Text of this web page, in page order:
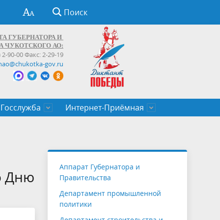
Поиск
ГУБЕРНАТОРА И
ЧУКОТСКОГО АО:
2-90-00 Факс: 2-29-19
gov.ru
Госслужба
служащих Чукотского автономного
Интернет-Приёмная
Дню
Аппарат Губернатора и
Правительства
Департамент промышленной
политики